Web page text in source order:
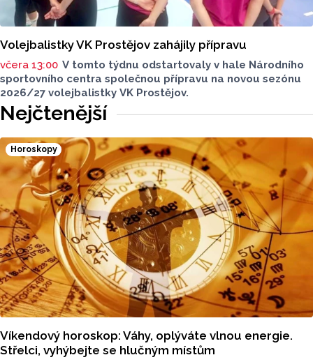
Volejbalistky VK Prostějov zahájily přípravu
včera 13:00 V tomto týdnu odstartovaly v hale Národního
sportovního centra společnou přípravu na novou sezónu
2026/27 volejbalistky VK Prostějov.
Nejčtenější
Horoskopy
Víkendový horoskop: Váhy, oplýváte vlnou energie.
Střelci, vyhýbejte se hlučným místům